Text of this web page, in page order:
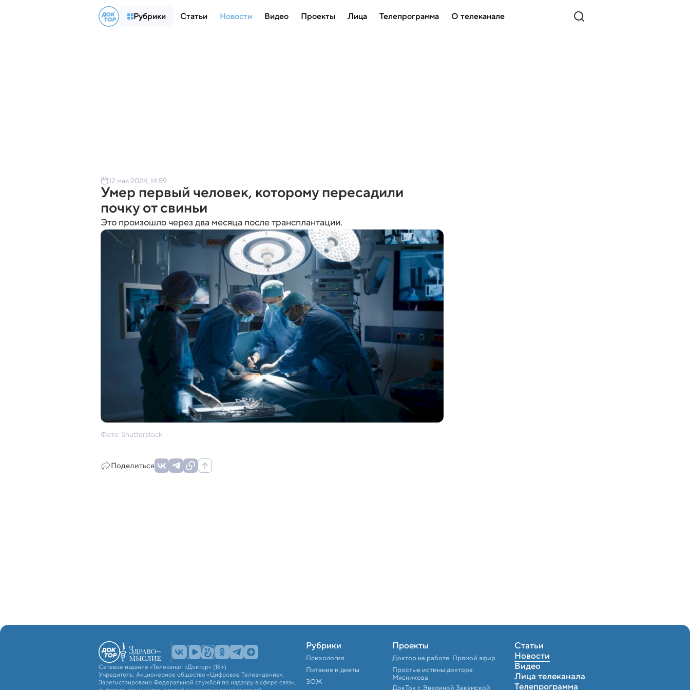
Рубрики Статьи Новости Видео Проекты Лица Телепрограмма О телеканале
12 мая 2024, 14:59
Умер первый человек, которому пересадили
почку от свиньи
Это произошло через два месяца после трансплантации.
Фото: Shutterstock
Поделиться
Сетевое издание «Телеканал «Доктор» (16+)
Учредитель: Акционерное общество «Цифровое Телевидение».
Зарегистрировано Федеральной службой по надзору в сфере связи,
Рубрики
Психология
Питание и диеты
ЗОЖ
Проекты
Доктор на работе. Прямой эфир
Простые истины доктора
Мясникова
ДокТок с Эвелиной Закамской
Статьи
Новости
Видео
Лица телеканала
Телепрограмма